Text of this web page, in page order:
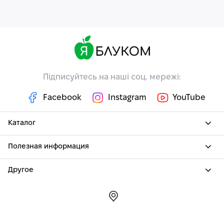
Підписуйтесь на наші соц. мережі:
Facebook Instagram YouTube
Каталог
Полезная информация
Другое